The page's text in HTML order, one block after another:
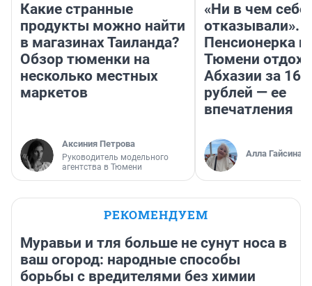
Какие странные
продукты можно найти
в магазинах Таиланда?
Обзор тюменки на
несколько местных
маркетов
Аксиния Петрова
Руководитель модельного
агентства в Тюмени
«Ни в чем себе
отказывали».
Пенсионерка
Тюмени
Абхазии за
рублей — ее
впечатления
Алла Гайсина
РЕКОМЕНДУЕМ
Муравьи и тля больше не сунут носа в
ваш огород: народные способы
борьбы с вредителями без химии